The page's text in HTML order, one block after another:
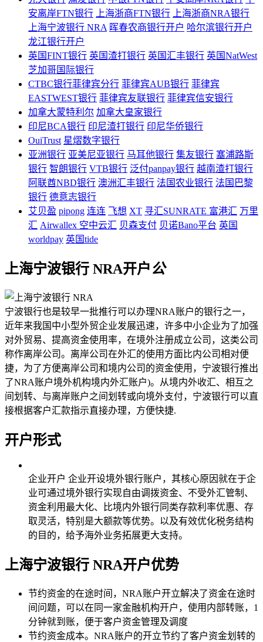
安离岸FTN银行
上海浙商FTN银行
上海浙商NRA银行
上海宁波银行 NRA 晖春农商银行开户 哈尔滨银行开户
龙江银行开户
英国FINT银行 英国渣打银行 英国汇丰银行 英国NatWest
芝加哥国际银行
CTBC银行菲律宾分行 菲律宾AUB银行 菲律宾
EASTWEST银行 菲律宾友联银行 菲律宾信安银行
加拿大蒙特利尔 加拿大皇家银行
印尼BCA银行 印尼渣打银行 印尼华侨银行
OuiTrust 星熠数字银行
亚洲银行 亚美尼亚银行 马耳他银行 集友银行 塞浦路斯
银行 智朗银行 VTB银行 泛付panpay银行 越南渣打银行
阿联酋NBD银行 澳洲汇丰银行 法国农业银行 法国巴黎
银行 德意志银行
艾贝盈 pipong 连连 飞想 XT 寻汇SUNRATE 富港汇 万里
汇 Airwallex 空中云汇 贝森支付 贝诺Bano平台 英国
worldpay 英国tide
上海宁波银行 NRA开户公
宁波银行也是较早一批推行可以办理NRA账户的银行之一，
近年来我国中小型外贸企业发展迅速，许多中小企业为了加强
对外贸易、提高资金使用率，在境外注册成立公司，这类公司
称作离岸公司。离岸公司在外汇的使用方面比内公司相对便
捷，为了方便离岸公司和境内公司的资金使用，宁波银行推出
了NRA账户境外机构境内外汇账户)。从境内外收汇、相互之
间划转、与离岸账户之间划转或向境外支付，宁波银行可以直
接根据客户汇款指示直接办理，方便快捷.
开户形式
企业开户 企业开设境外银行账户，其核心原因就在于企
业可通过境外银行实现自由调拨资金、不受外汇管制、
资金利用最大化、比境内外银行同类存款利率优惠、存
取灵活，特别是大额款等优势。以及有效优化税务结构
的目的，给予海外业务拓展更大支持。
上海宁波银行 NRA开户优势
节约资金的在途时间，NRA账户开立解决了资金在途时
间问题，可以在同一家金融机构开户，使用内部转账，1
分钟就到账，便于客户资金管理及调度
节约资金成本。NRA账户的开立节约了客户资金划转的